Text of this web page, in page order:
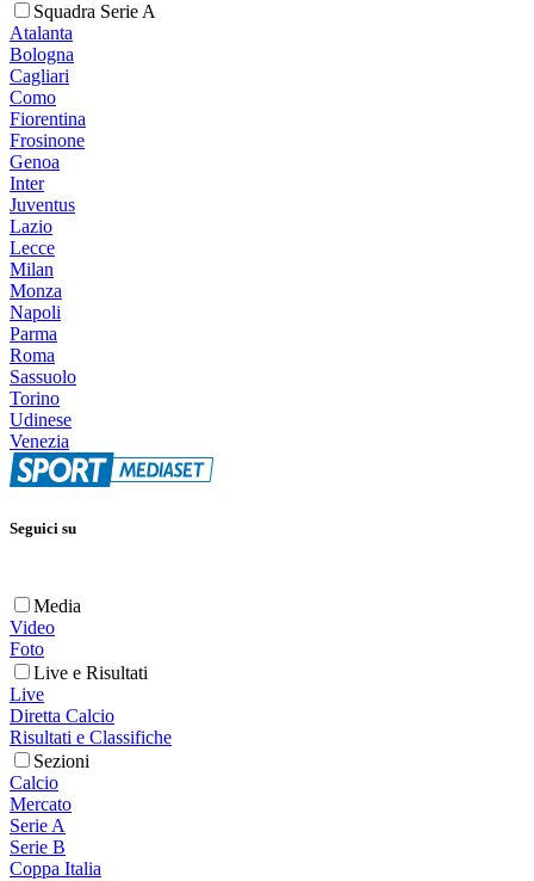
Squadra Serie A
Atalanta
Bologna
Cagliari
Como
Fiorentina
Frosinone
Genoa
Inter
Juventus
Lazio
Lecce
Milan
Monza
Napoli
Parma
Roma
Sassuolo
Torino
Udinese
Venezia
Seguici su
Media
Video
Foto
Live e Risultati
Live
Diretta Calcio
Risultati e Classifiche
Sezioni
Calcio
Mercato
Serie A
Serie B
Coppa Italia